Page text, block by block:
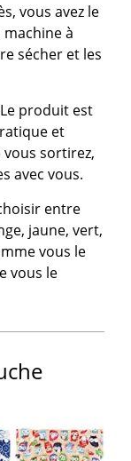
vous avez le
à
sécher et les
produit est
et
sortirez,
avec vous.
entre
jaune, vert,
vous le
vous le